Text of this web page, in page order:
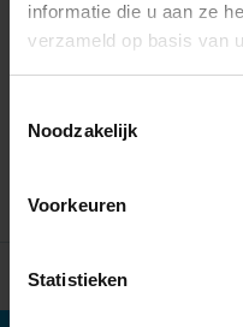
informatie die u aan ze
verzameld op basis van
Noodzakelijk
Voorkeuren
Statistieken
Home Partners